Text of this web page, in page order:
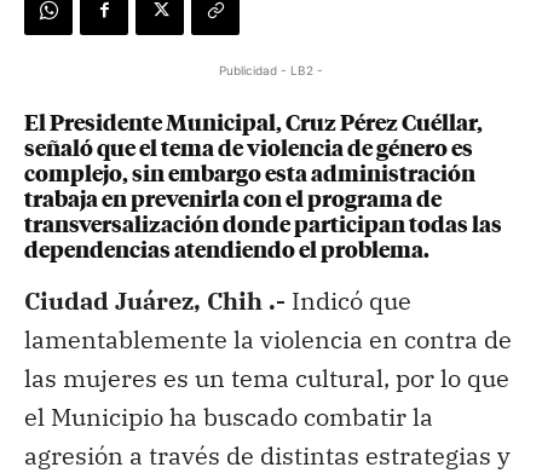
Publicidad - LB2 -
El Presidente Municipal, Cruz Pérez Cuéllar,
señaló que el tema de violencia de género es
complejo, sin embargo esta administración
trabaja en prevenirla con el programa de
transversalización donde participan todas las
dependencias atendiendo el problema.
Ciudad Juárez, Chih .- Indicó que
lamentablemente la violencia en contra de
las mujeres es un tema cultural, por lo que
el Municipio ha buscado combatir la
agresión a través de distintas estrategias y